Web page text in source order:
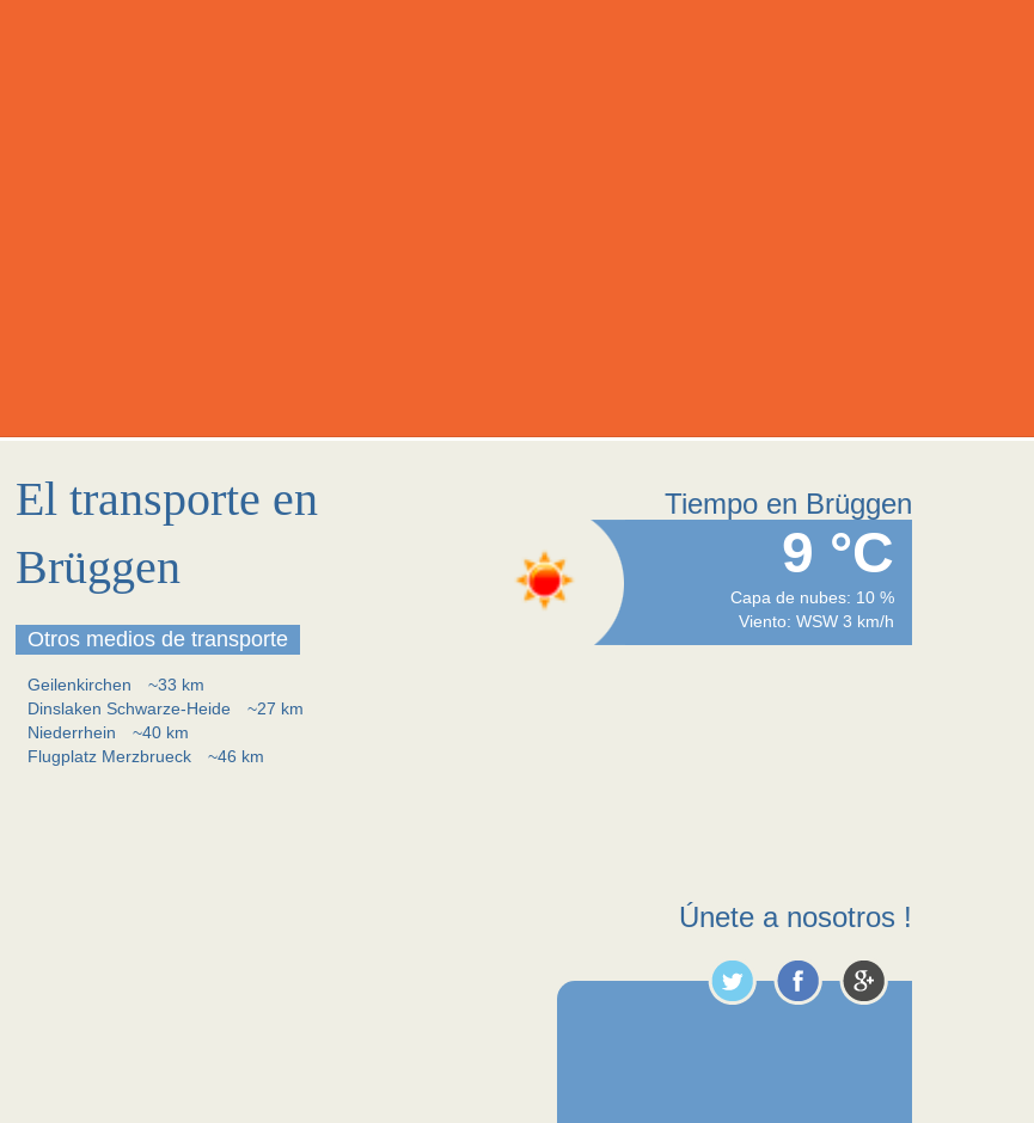
El transporte en
Brüggen
Otros medios de transporte
Geilenkirchen
~33 km
Dinslaken Schwarze-Heide
~27 km
Niederrhein
~40 km
Flugplatz Merzbrueck
~46 km
Tiempo en Brüggen
9 °C
Capa de nubes: 10 %
Viento: WSW 3 km/h
Únete a nosotros !